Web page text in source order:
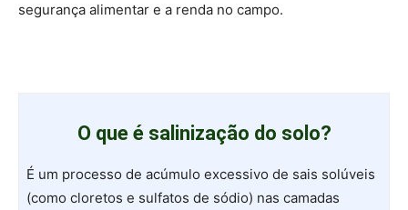
segurança alimentar e a renda no campo.
O que é salinização do solo?
É um processo de acúmulo excessivo de sais solúveis
(como cloretos e sulfatos de sódio) nas camadas